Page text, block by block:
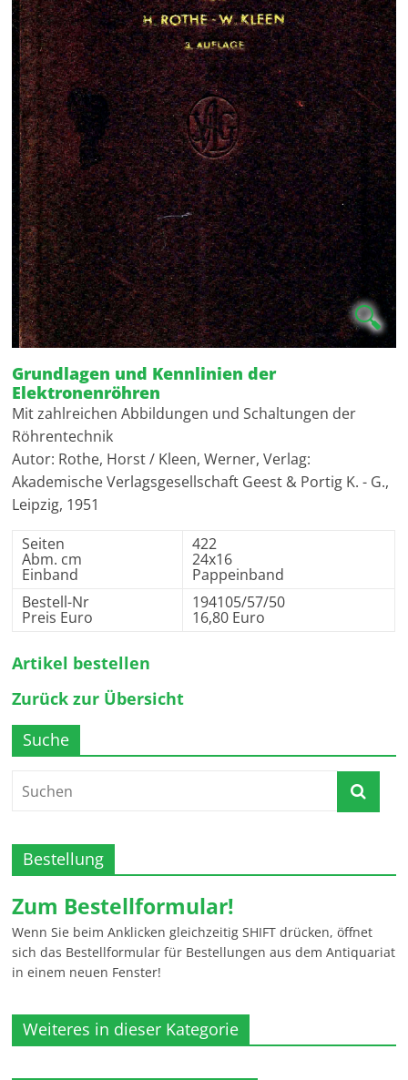
🔍
Grundlagen und Kennlinien der
Elektronenröhren
Mit zahlreichen Abbildungen und Schaltungen der
Röhrentechnik
Autor: Rothe, Horst / Kleen, Werner, Verlag:
Akademische Verlagsgesellschaft Geest & Portig K. - G.,
Leipzig, 1951
Seiten
Abm. cm
Einband
422
24x16
Pappeinband
Bestell-Nr
Preis Euro
194105/57/50
16,80 Euro
Artikel bestellen
Zurück zur Übersicht
Suche
Bestellung
Zum Bestellformular!
Wenn Sie beim Anklicken gleichzeitig SHIFT drücken, öffnet
sich das Bestellformular für Bestellungen aus dem Antiquariat
in einem neuen Fenster!
Weiteres in dieser Kategorie